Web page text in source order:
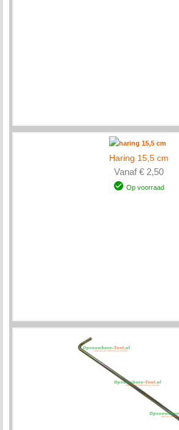
Haring 15,5 cm
Vanaf € 2,50
Op voorraad